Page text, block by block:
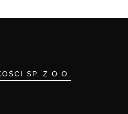
SP. Z O.O.